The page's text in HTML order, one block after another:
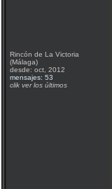
Rincón de La Victoria
(Málaga)
desde: oct, 2012
mensajes: 53
clik ver los últimos